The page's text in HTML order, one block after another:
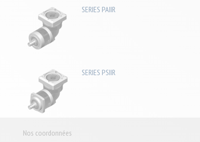
SERIES PAIIR
SERIES PSIIR
Nos coordonnées